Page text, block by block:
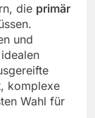
die primär
und
komplexe
Wahl für